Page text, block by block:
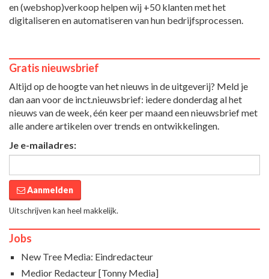
en (webshop)verkoop helpen wij +50 klanten met het
digitaliseren en automatiseren van hun bedrijfsprocessen.
Gratis nieuwsbrief
Altijd op de hoogte van het nieuws in de uitgeverij? Meld je
dan aan voor de inct.nieuwsbrief: iedere donderdag al het
nieuws van de week, één keer per maand een nieuwsbrief met
alle andere artikelen over trends en ontwikkelingen.
Je e-mailadres:
Aanmelden
Uitschrijven kan heel makkelijk.
Jobs
New Tree Media: Eindredacteur
Medior Redacteur [Tonny Media]